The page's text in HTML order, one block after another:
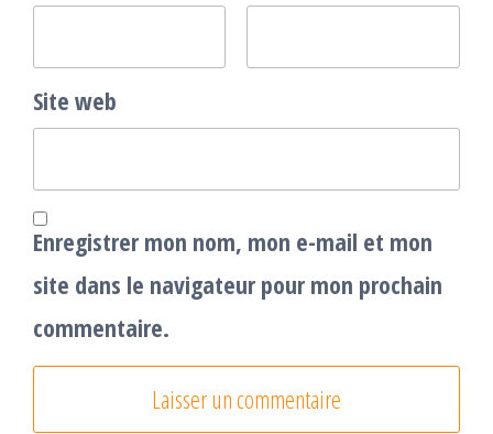
Site web
Enregistrer mon nom, mon e-mail et mon
site dans le navigateur pour mon prochain
commentaire.